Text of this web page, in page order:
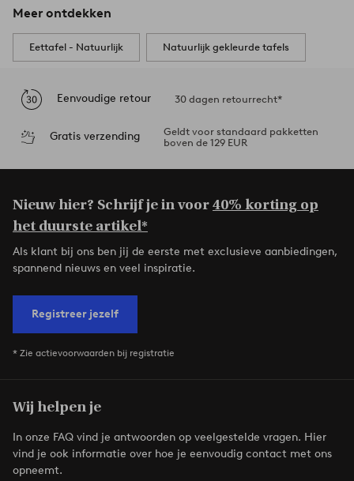
Meer ontdekken
Eettafel - Natuurlijk Natuurlijk gekleurde tafels
Eenvoudige retour 30 dagen retourrecht*
Gratis verzending
Geldt voor standaard pakketten
boven de 129 EUR
Nieuw hier? Schrijf je in voor40% korting op
het duurste artikel*
Als klant bij ons ben jij de eerste met exclusieve aanbiedingen,
spannend nieuws en veel inspiratie.
Registreer jezelf
* Zie actievoorwaarden bij registratie
Wij helpen je
In onze FAQ vind je antwoorden op veelgestelde vragen. Hier
vind je ook informatie over hoe je eenvoudig contact met ons
opneemt.